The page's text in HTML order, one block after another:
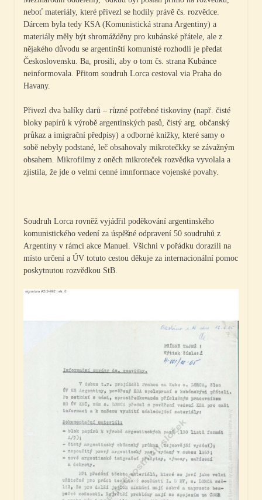
neboť materiály, které přivezl se hodily právě čs. rozvědce.
Dárcem byla tedy KSA (Komunistická strana Argentiny) a
materiály měly být shromážděny pro kubánské přátele, ale z
nějakého důvodu se argentinští komunisté rozhodli je předat
Československu. Ba, prosili, aby o tom čs. strana Kubánce
neinformovala. Přitom soudruh Lorca cestoval via Praha do
Havany.
Přivezl dva balíky darů – různé potřebné tiskoviny (např. čisté
bloky papírů k výrobě argentinských pasů, čistý arg. občanský
průkaz a imigrační předpisy) a odborné knížky, které samy o
sobě nebyly podstané, leč obsahovaly mikrotečkky se závažným
obsahem. Mikrofilmy z oněch mikroteček rozvědka vyvolala a
zjistila, že jde o velmi cenné imnformace vojenské povahy.
Soudruh Lorca rovněž vyjádřil poděkování argentinského
komunistického vedení za úspěšné odpravení 50 soudruhů z
Argentiny v rámci akce Manuel. Všichni v pořádku dorazili na
místo určení a ÚV totuto cestou děkuje za internacionální pomoc
poskytnutou rozvědkou StB.